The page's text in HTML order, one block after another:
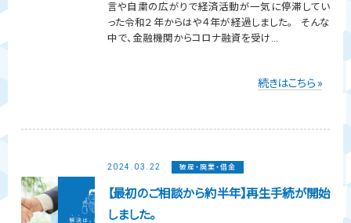
言や自粛の広がりで経済活動が一気に停滞してい
った令和２年からはや４年が経過しました。 そんな
中で、金融機関からコロナ融資を受け...
続きはこちら »
2024.03.22 破産・廃業・借金
【最初のご相談から約半年】再生手続が開始
しました。